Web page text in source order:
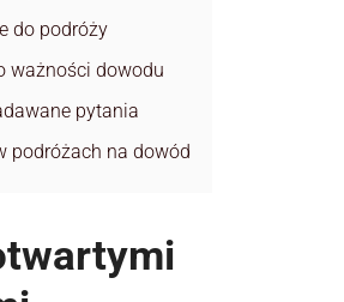
do podróży
ważności dowodu
pytania
podróżach na dowód